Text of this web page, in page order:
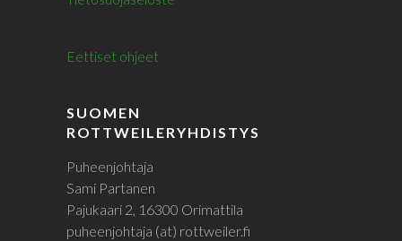
Eettiset ohjeet
SUOMEN
ROTTWEILERYHDISTYS
Puheenjohtaja
Sami Partanen
Pajukaari 2, 16300 Orimattila
puheenjohtaja (at) rottweiler.fi